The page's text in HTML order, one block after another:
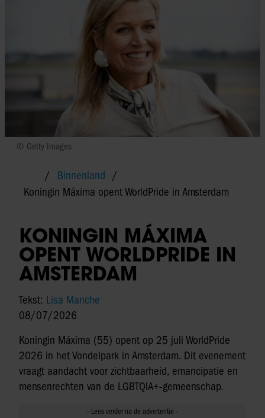
© Getty Images
Binnenland
Koningin Máxima opent WorldPride in Amsterdam
KONINGIN MÁXIMA
OPENT WORLDPRIDE IN
AMSTERDAM
Tekst: Lisa Manche
08/07/2026
Koningin Máxima (55) opent op 25 juli WorldPride
2026 in het Vondelpark in Amsterdam. Dit evenement
vraagt aandacht voor zichtbaarheid, emancipatie en
mensenrechten van de LGBTQIA+-gemeenschap.